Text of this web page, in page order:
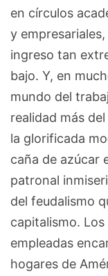
en círculos
y
ingreso tan
bajo. Y, en
mundo del
realidad más
la glorificada
caña de azúcar
patronal
del feudalismo
capitalismo.
empleadas
hogares de